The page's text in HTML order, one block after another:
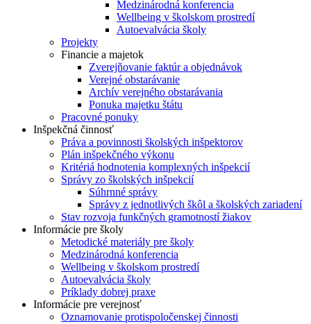
Medzinárodná konferencia
Wellbeing v školskom prostredí
Autoevalvácia školy
Projekty
Financie a majetok
Zverejňovanie faktúr a objednávok
Verejné obstarávanie
Archív verejného obstarávania
Ponuka majetku štátu
Pracovné ponuky
Inšpekčná činnosť
Práva a povinnosti školských inšpektorov
Plán inšpekčného výkonu
Kritériá hodnotenia komplexných inšpekcií
Správy zo školských inšpekcií
Súhrnné správy
Správy z jednotlivých škôl a školských zariadení
Stav rozvoja funkčných gramotností žiakov
Informácie pre školy
Metodické materiály pre školy
Medzinárodná konferencia
Wellbeing v školskom prostredí
Autoevalvácia školy
Príklady dobrej praxe
Informácie pre verejnosť
Oznamovanie protispoločenskej činnosti